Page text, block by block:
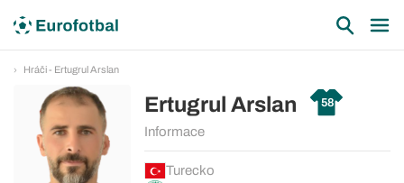
Hráči - Ertugrul Arslan
Ertugrul Arslan 58
Informace
Turecko